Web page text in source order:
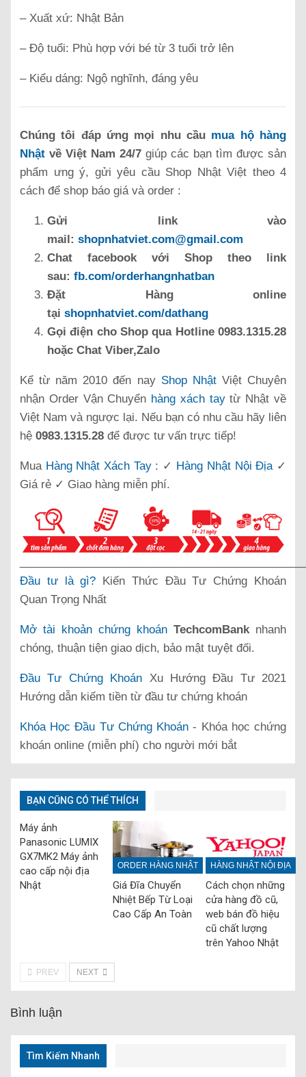
– Xuất xứ: Nhật Bản
– Độ tuổi: Phù hợp với bé từ 3 tuổi trở lên
– Kiểu dáng: Ngộ nghĩnh, đáng yêu
Chúng tôi đáp ứng mọi nhu cầu mua hộ hàng
Nhật về Việt Nam 24/7 giúp các bạn tìm được sản
phẩm ưng ý, gửi yêu cầu Shop Nhật Việt theo 4
cách để shop báo giá và order :
Gửi link vào
mail: shopnhatviet.com@gmail.com
Chat facebook với Shop theo link
sau: fb.com/orderhangnhatban
Đặt Hàng online
tại shopnhatviet.com/dathang
Gọi điện cho Shop qua Hotline 0983.1315.28
hoặc Chat Viber,Zalo
Kể từ năm 2010 đến nay Shop NhậtViệt Chuyên
nhận Order Vận Chuyển hàng xách taytừ Nhật về
Việt Nam và ngược lại. Nếu bạn có nhu cầu hãy liên
hệ 0983.1315.28 để được tư vấn trực tiếp!
Mua Hàng Nhật Xách Tay: ✓ Hàng Nhật Nội Địa✓
Giá rẻ ✓ Giao hàng miễn phí.
Đầu tư là gì? Kiến Thức Đầu Tư Chứng Khoán
Quan Trọng Nhất
Mở tài khoản chứng khoán TechcomBank nhanh
chóng, thuận tiện giao dịch, bảo mật tuyệt đối.
Đầu Tư Chứng Khoán Xu Hướng Đầu Tư 2021
Hướng dẫn kiếm tiền từ đầu tư chứng khoán
Khóa Học Đầu Tư Chứng Khoán - Khóa học chứng
khoán online (miễn phí) cho người mới bắt
BẠN CŨNG CÓ THỂ THÍCH
Máy ảnh
Panasonic LUMIX
GX7MK2 Máy ảnh
cao cấp nội địa
Nhật
ORDER HÀNG NHẬT
Giá Đĩa Chuyển
Nhiệt Bếp Từ Loại
Cao Cấp An Toàn
HÀNG NHẬT NỘI ĐỊA
Cách chọn những
cửa hàng đồ cũ,
web bán đồ hiệu
cũ chất lượng
trên Yahoo Nhật
PREV NEXT
Bình luận
Tìm Kiếm Nhanh